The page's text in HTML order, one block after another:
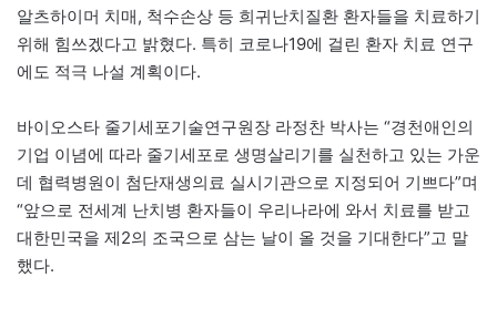
알츠하이머 치매, 척수손상 등 희귀난치질환 환자들을 치료하기
위해 힘쓰겠다고 밝혔다. 특히 코로나19에 걸린 환자 치료 연구
에도 적극 나설 계획이다.
바이오스타 줄기세포기술연구원장 라정찬 박사는 “경천애인의
기업 이념에 따라 줄기세포로 생명살리기를 실천하고 있는 가운
데 협력병원이 첨단재생의료 실시기관으로 지정되어 기쁘다”며
“앞으로 전세계 난치병 환자들이 우리나라에 와서 치료를 받고
대한민국을 제2의 조국으로 삼는 날이 올 것을 기대한다”고 말
했다.